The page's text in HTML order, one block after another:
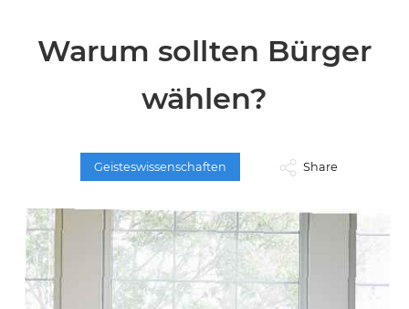
Warum sollten Bürger
wählen?
Geisteswissenschaften Share